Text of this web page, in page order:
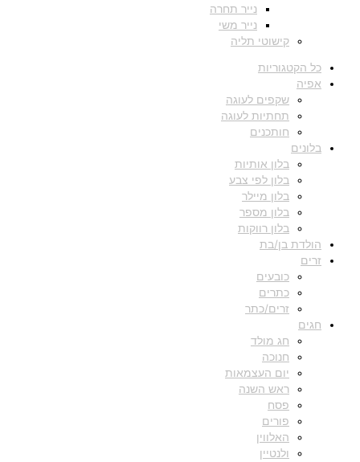
נייר תחרה
נייר משי
קישוטי תליה
כל הקטגוריות
אפיה
שקפים לעוגה
תחתיות לעוגה
חותכנים
בלונים
בלון אותיות
בלון לפי צבע
בלון מיילר
בלון מספר
בלון רווקות
הולדת בן/בת
זרים
כובעים
כתרים
זרים/כתר
חגים
חג מולד
חנוכה
יום העצמאות
ראש השנה
פסח
פורים
האלווין
ולנטיין